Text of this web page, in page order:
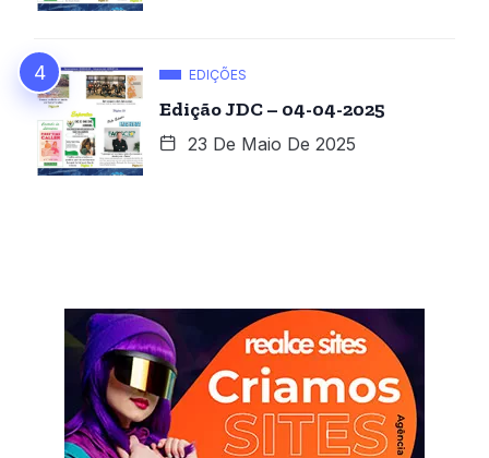
EDIÇÕES
Edição JDC – 04-04-2025
23 De Maio De 2025